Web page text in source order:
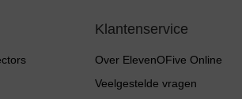
Klantenservice
Over ElevenOFive Online
Veelgestelde vragen